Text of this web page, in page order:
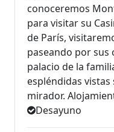
conoceremos
para visitar su
de París,
paseando por sus
palacio de la
espléndidas
mirador.
Desayuno